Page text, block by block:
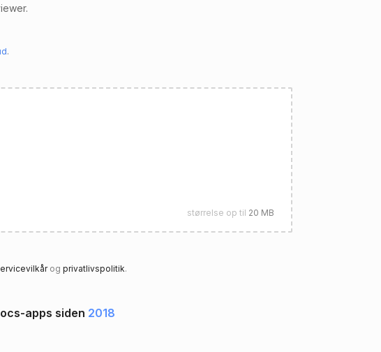
.
størrelse op til 20 MB
og privatlivspolitik.
apps siden 2018